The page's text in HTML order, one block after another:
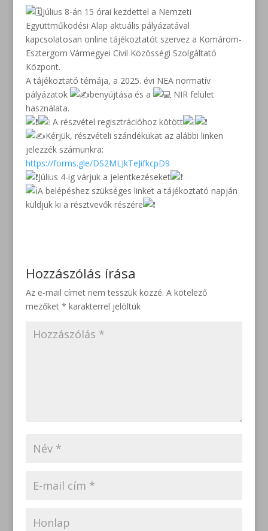
Július 8-án 15 órai kezdettel a Nemzeti
Együttműködési Alap aktuális pályázatával
kapcsolatosan online tájékoztatót szervez a Komárom-
Esztergom Vármegyei Civil Közösségi Szolgáltató
Központ.
A tájékoztató témája, a 2025. évi NEA normatív
pályázatok
benyújtása és a
NIR felület
használata.
A részvétel regisztrációhoz kötött
Kérjük, részvételi szándékukat az alábbi linken
jelezzék számunkra:
https://forms.gle/DS2MLJkTeJifkcpD9
Július 4-ig várjuk a jelentkezéseket
A belépéshez szükséges linket a tájékoztató napján
küldjük ki a résztvevők részére
Hozzászólás írása
Az e-mail címet nem tesszük közzé. A kötelező
mezőket * karakterrel jelöltük